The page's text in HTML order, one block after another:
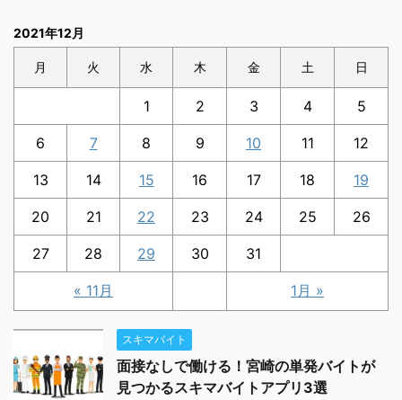
2021年12月
月 火 水 木 金 土 日
« 11月 1月 »
1 2 3 4 5
6 7 8 9 10 11 12
13 14 15 16 17 18 19
20 21 22 23 24 25 26
27 28 29 30 31
スキマバイト
面接なしで働ける！宮崎の単発バイトが
見つかるスキマバイトアプリ3選